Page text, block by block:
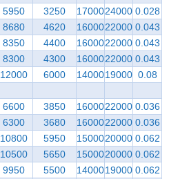
5950 3250 1700024000 0.028
8680 4620 1600022000 0.043
8350 4400 1600022000 0.043
8300 4300 1600022000 0.043
12000 6000 1400019000 0.08
6600 3850 1600022000 0.036
6300 3680 1600022000 0.036
10800 5950 1500020000 0.062
10500 5650 1500020000 0.062
9950 5500 1400019000 0.062